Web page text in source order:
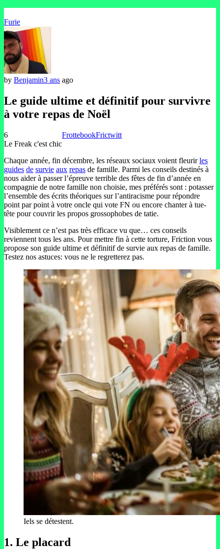
Furie
by Benjamin3 ans ago
Le guide ultime et définitif pour survivre
à votre repas de Noël
6
Le Freak c'est chic
FrottebookFrictwitt
Chaque année, fin décembre, les réseaux sociaux voient fleurirles
guides de survie aux repas de famille. Parmi les conseils destinés à
nous aider à passer l’épreuve terrible des fêtes de fin d’année en
compagnie de notre famille non choisie, mes préférés sont : potasser
l’ensemble des écrits théoriques sur l’antiracisme pour répondre
point par point à votre oncle qui vote FN ou encore chanter à tue-
tête pour couvrir les propos grossophobes de tatie.
Visiblement ce n’est pas très efficace vu que… ces conseils
reviennent tous les ans. Pour mettre fin à cette torture, Friction vous
propose son guide ultime et définitif de survie aux repas de famille.
Testez nos astuces: vous ne le regretterez pas.
Iels se détestent.
1. Le placard